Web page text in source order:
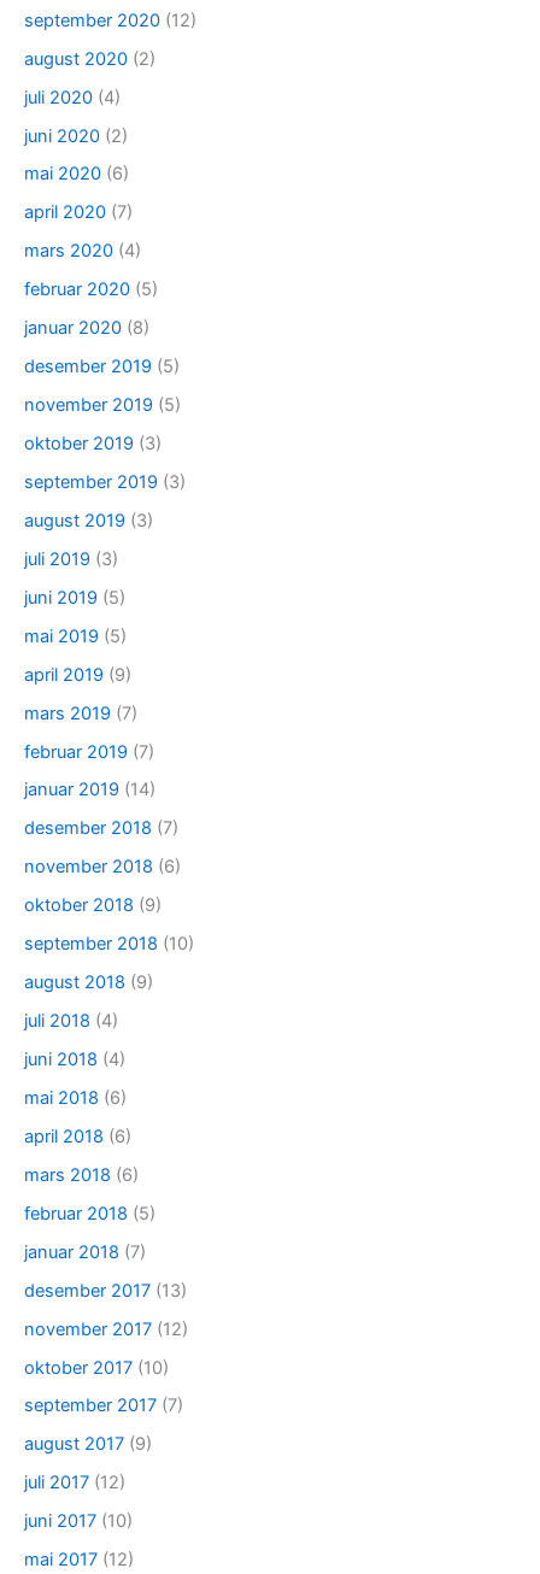
september 2020 (12)
august 2020 (2)
juli 2020 (4)
juni 2020 (2)
mai 2020 (6)
april 2020 (7)
mars 2020 (4)
februar 2020 (5)
januar 2020 (8)
desember 2019 (5)
november 2019 (5)
oktober 2019 (3)
september 2019 (3)
august 2019 (3)
juli 2019 (3)
juni 2019 (5)
mai 2019 (5)
april 2019 (9)
mars 2019 (7)
februar 2019 (7)
januar 2019 (14)
desember 2018 (7)
november 2018 (6)
oktober 2018 (9)
september 2018 (10)
august 2018 (9)
juli 2018 (4)
juni 2018 (4)
mai 2018 (6)
april 2018 (6)
mars 2018 (6)
februar 2018 (5)
januar 2018 (7)
desember 2017 (13)
november 2017 (12)
oktober 2017 (10)
september 2017 (7)
august 2017 (9)
juli 2017 (12)
juni 2017 (10)
mai 2017 (12)